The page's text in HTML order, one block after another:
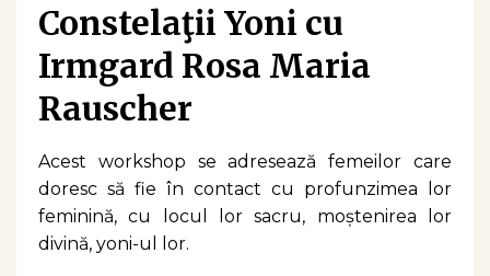
Constelaţii Yoni cu
Irmgard Rosa Maria
Rauscher
Acest workshop se adresează femeilor care
doresc să fie în contact cu profunzimea lor
feminină, cu locul lor sacru, moștenirea lor
divină, yoni-ul lor.